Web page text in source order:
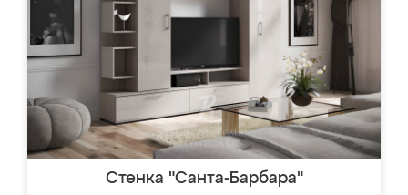
Стенка "Санта-Барбара"